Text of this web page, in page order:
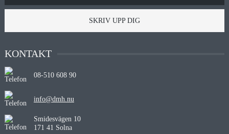
SKRIV UPP DIG
KONTAKT
08-510 608 90
info@dmh.nu
Smidesvägen 10
171 41 Solna